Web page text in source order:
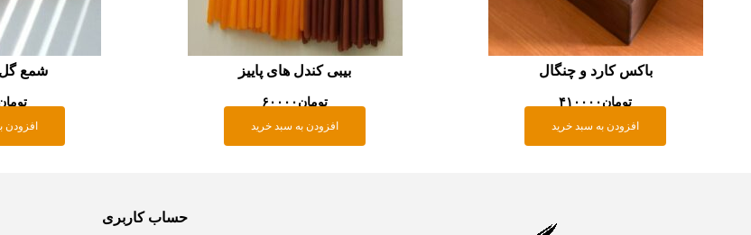
باکس کارد و چنگال
تومان۴۱۰۰۰۰
افزودن به سبد خرید
بیبی کندل های پاییز
تومان۶۰۰۰۰
افزودن به سبد خرید
شمع
افزودن
حساب کاربری